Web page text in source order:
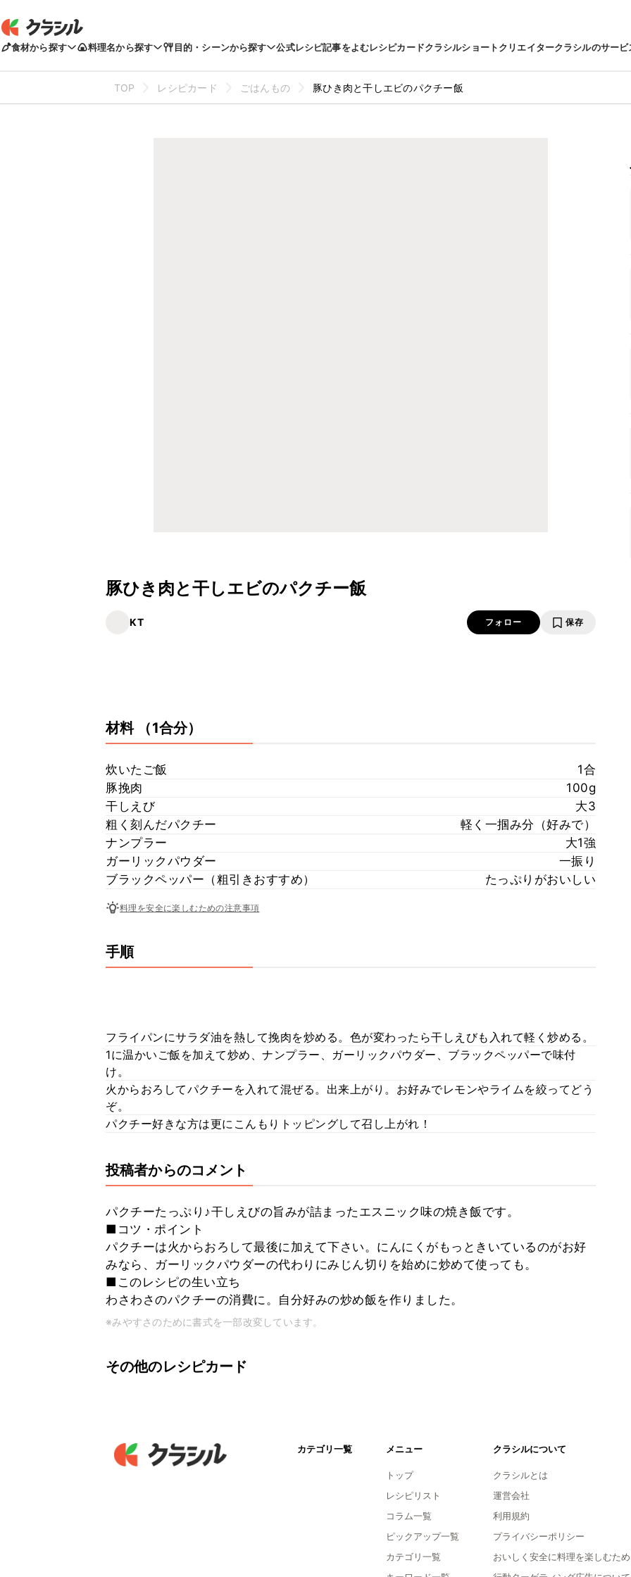
食材から探す 料理名から探す 目的・シーンから探す 公式レシピ記事をよむレシピカードクラシルショートクリエイタークラシルのサービ
TOP レシピカード ごはんもの 豚ひき肉と干しエビのパクチー飯
豚ひき肉と干しエビのパクチー飯
KT フォロー 保存
材料 （1合分）
炊いたご飯
1合
豚挽肉
100g
干しえび
大3
粗く刻んだパクチー
軽く一掴み分（好みで）
ナンプラー
大1強
ガーリックパウダー
一振り
ブラックペッパー（粗引きおすすめ）
たっぷりがおいしい
料理を安全に楽しむための注意事項
手順
フライパンにサラダ油を熱して挽肉を炒める。色が変わったら干しえびも入れて軽く炒める。
1に温かいご飯を加えて炒め、ナンプラー、ガーリックパウダー、ブラックペッパーで味付
け。
火からおろしてパクチーを入れて混ぜる。出来上がり。お好みでレモンやライムを絞ってどう
ぞ。
パクチー好きな方は更にこんもりトッピングして召し上がれ！
投稿者からのコメント
パクチーたっぷり♪干しえびの旨みが詰まったエスニック味の焼き飯です。
■コツ・ポイント
パクチーは火からおろして最後に加えて下さい。にんにくがもっときいているのがお好
みなら、ガーリックパウダーの代わりにみじん切りを始めに炒めて使っても。
■このレシピの生い立ち
わさわさのパクチーの消費に。自分好みの炒め飯を作りました。
※みやすさのために書式を一部改変しています。
その他のレシピカード
カテゴリ一覧 メニュー
トップ
レシピリスト
コラム一覧
ピックアップ一覧
カテゴリ一覧
クラシルについて
クラシルとは
運営会社
利用規約
プライバシーポリシー
おいしく安全に料理を楽しむため